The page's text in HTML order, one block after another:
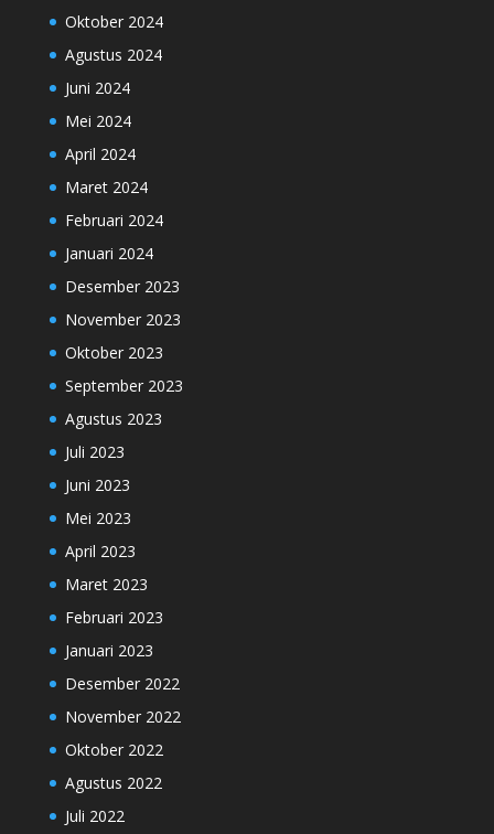
Oktober 2024
Agustus 2024
Juni 2024
Mei 2024
April 2024
Maret 2024
Februari 2024
Januari 2024
Desember 2023
November 2023
Oktober 2023
September 2023
Agustus 2023
Juli 2023
Juni 2023
Mei 2023
April 2023
Maret 2023
Februari 2023
Januari 2023
Desember 2022
November 2022
Oktober 2022
Agustus 2022
Juli 2022